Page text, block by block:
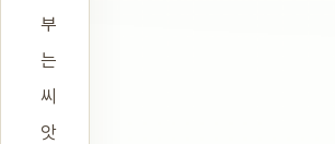
부
는
씨
앗